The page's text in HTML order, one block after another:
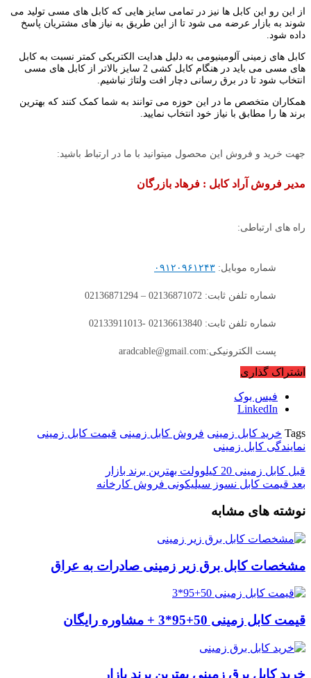
از این رو این کابل ها نیز در تمامی سایز هایی که کابل های مسی تولید می
شوند به بازار عرضه می شود تا از این طریق به نیاز های مشتریان پاسخ
داده شود.
کابل های زمینی آلومینیومی به دلیل هدایت الکتریکی کمتر نسبت به کابل
های مسی می باید در هنگام کابل کشی 2 سایز بالاتر از کابل های مسی
انتخاب شود تا در برق رسانی دچار افت ولتاژ نباشیم.
همکاران متخصص ما در این حوزه می توانند به شما کمک کنند که بهترین
برند ها را مطابق با نیاز خود انتخاب نمایید.
جهت خرید و فروش این محصول میتوانید با ما در ارتباط باشید:
مدیر فروش آراد کابل : فرهاد بازرگان
راه های ارتباطی:
شماره موبایل: ۰۹۱۲۰۹۶۱۲۴۳
شماره تلفن ثابت: 02136871072 – 02136871294
شماره تلفن ثابت: 02136613840 -02133911013
پست الکترونیکی:aradcable@gmail.com
اشتراک گذاری
فیس بوک
LinkedIn
Tags خرید کابل زمینی فروش کابل زمینی قیمت کابل زمینی
نمایندگی کابل زمینی
قبل کابل زمینی 20 کیلوولت بهترین برند بازار
بعد قیمت کابل نسوز سیلیکونی فروش کارخانه
نوشته های مشابه
مشخصات کابل برق زیر زمینی صادرات به عراق
قیمت کابل زمینی 50+95*3 + مشاوره رایگان
خرید کابل برق زمینی بهترین برند بازار